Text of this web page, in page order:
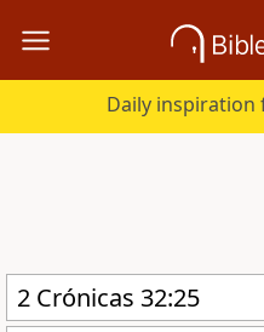
Daily inspiration